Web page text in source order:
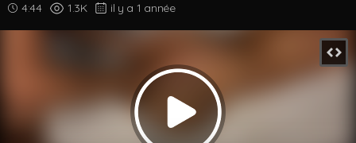
4:44 1.3K il y a 1 année